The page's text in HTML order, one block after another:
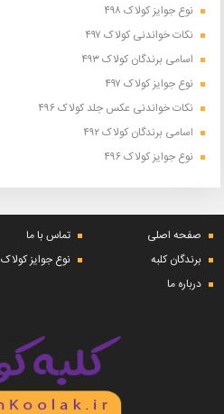
نوع جوایز کولاک ۴۹۸
نکات خواندنی کولاک ۴۹۷
اسامی برندگان کولاک ۴۹۳
نوع جوایز کولاک ۴۹۷
نکات خواندنی عکس جلد کولاک ۴۹۶
اسامی برندگان کولاک ۴۹۲
نوع جوایز کولاک ۴۹۶
صفحه اصلی تماس با ما
برندگان کلبه
نوع جوایز کولاک
درباره ما